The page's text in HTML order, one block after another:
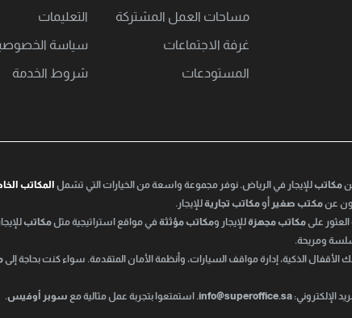
مساحات العمل المشتركة
غرفة الاجتماعات
المستودعات
التعليمات
سياسة
شروط الخدمة
مكاتبللإيجار في الرياض. نوفر مجموعة واسعة من الخيارات التي تشمل المكاتب
عنمكتب صغير أومكاتب تجاريةللإيجار.
علىمكاتب مجهزةللإيجار ومكاتب مؤثثة في مواقع استراتيجية مثل مكاتب
سلسة ومريحة.
الأقفال الذكية، إدارة مواقف السيارات، وأنظمة الأمان المتقدمة. سواء كنت بحاجة إلى
الإلكتروني: info@superoffice.sa. استمتعوا بتجربة عمل مثالية مع سوبر أوفيس.